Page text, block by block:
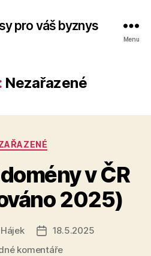
pro váš byznys
Menu
Nezařazené
Rubriky
v ČR
2025)
Datum
příspěvku
18.5.2025
komentářeu